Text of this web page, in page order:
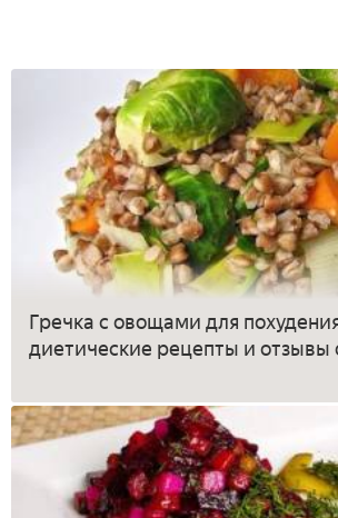
Гречка с овощами для
диетические рецепты и отзывы